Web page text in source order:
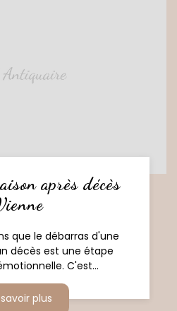
après décès
que le débarras d'une
décès est une étape
C'est...
plus